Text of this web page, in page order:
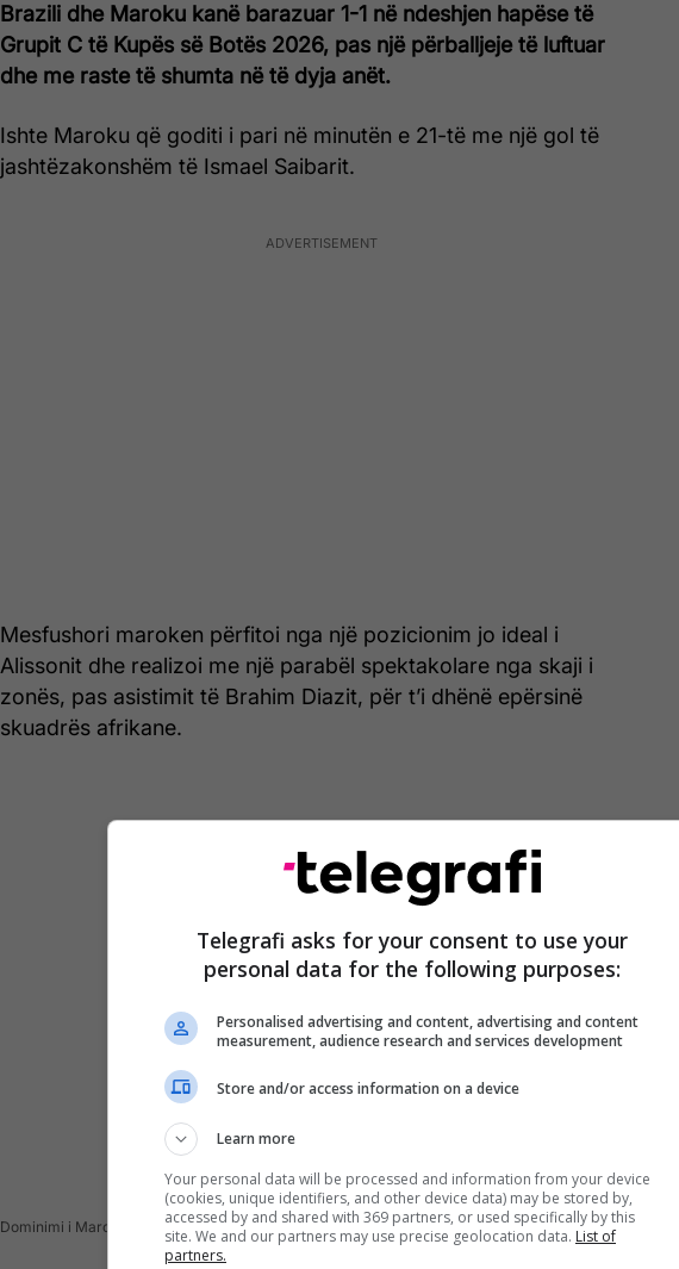
Brazili dhe Maroku kanë barazuar 1-1 në ndeshjen hapëse të
Grupit C të Kupës së Botës 2026, pas një përballjeje të luftuar
dhe me raste të shumta në të dyja anët.
Ishte Maroku që goditi i pari në minutën e 21-të me një gol të
jashtëzakonshëm të Ismael Saibarit.
Mesfushori maroken përfitoi nga një pozicionim jo ideal i
Alissonit dhe realizoi me një parabël spektakolare nga skaji i
zonës, pas asistimit të Brahim Diazit, për t’i dhënë epërsinë
skuadrës afrikane.
Dominimi i Marokut shpërblehet me gol, Saibari ndëshkon Brazilin telegrafi.com
Telegrafi asks for your consent to use your
personal data for the following purposes:
Personalised advertising and content, advertising and content
measurement, audience research and services development
Store and/or access information on a device
Learn more
Your personal data will be processed and information from your device
(cookies, unique identifiers, and other device data) may be stored by,
accessed by and shared with 369 partners, or used specifically by this
site. We and our partners may use precise geolocation data. List of
partners.